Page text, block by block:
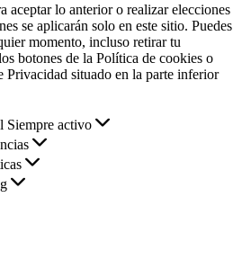
aceptar lo anterior o realizar elecciones
se aplicarán solo en este sitio. Puedes
momento, incluso retirar tu
botones de la Política de cookies o
Privacidad situado en la parte inferior
Siempre activo